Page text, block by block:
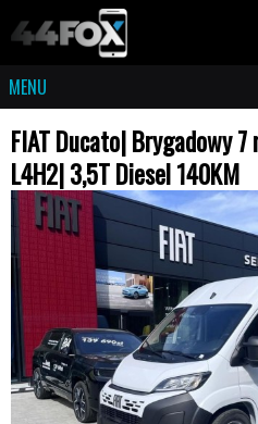
MENU
FIAT Ducato| Brygadowy
L4H2| 3,5T Diesel 140KM